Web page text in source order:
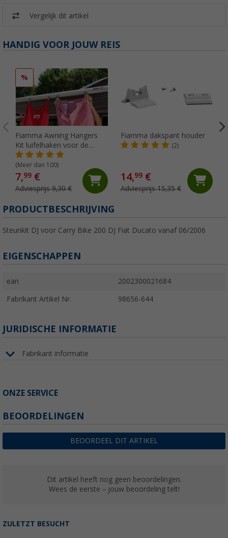
Vergelijk dit artikel
HANDIG VOOR JOUW REIS
%
Fiamma Awning Hangers
Kit luifelhaken voor de
peesgeleider
(Meer dan 100)
7,99 €
Adviesprijs 9,30 €
Fiamma dakspant houder
(2)
14,99€
Adviesprijs 15,35 €
PRODUCTBESCHRIJVING
Steunkit DJ voor Carry Bike 200 DJ Fiat Ducato vanaf 06/2006
EIGENSCHAPPEN
ean 2002300021684
Fabrikant Artikel Nr. 98656-644
JURIDISCHE INFORMATIE
Fabrikant informatie
ONZE SERVICE
BEOORDELINGEN
BEOORDEEL DIT ARTIKEL
Dit artikel heeft nog geen beoordelingen.
Wees de eerste – jouw beoordeling telt!
ZULETZT BESUCHT